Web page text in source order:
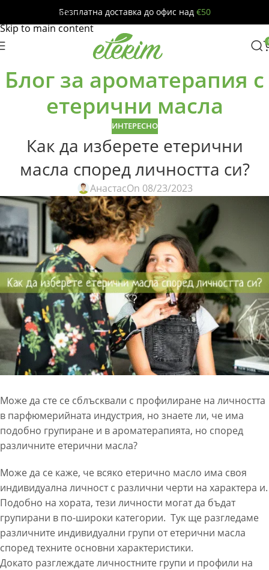
Skip to navigation
Skip to main content
Безплатна доставка до офис над €50
Блог за ароматерапия с
етерични масла
ИНТЕРЕСНО
Как да изберете етерични
масла според личността си?
АнастасOn 08/23/2023
Може да сте се сблъсквали с профилиране на личността
в парфюмерийната индустрия, но знаете ли, че има
подобно групиране и в ароматерапията, но според
различните етерични масла?
Може да се каже, че всяко етерично масло има своя
индивидуална личност с различни черти на характера и.
Подобно на хората, тези личности могат да бъдат
групирани в по-широки категории. Тук ще разгледаме
различните индивидуални групи от етерични масла
според техните основни характеристики.
Докато разглеждате личностните групи и профили на